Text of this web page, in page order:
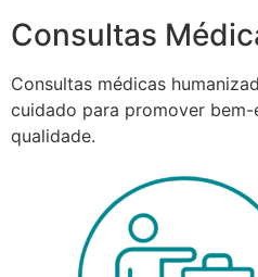
Consultas
Consultas médicas
cuidado para promover bem-
qualidade.